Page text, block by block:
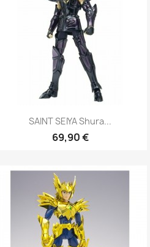
Aperçu rapide
SAINT SEIYA Shura...
69,90 €